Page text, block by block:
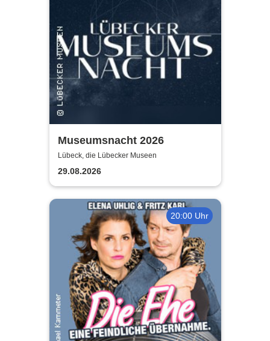
Museumsnacht 2026
Lübeck, die Lübecker Museen
29.08.2026
20:00 Uhr